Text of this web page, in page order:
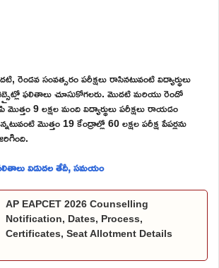
సంవత్సరం పరీక్షలు రాసినటువంటి విద్యార్థులు
ఫలితాలు చూసుకోగలరు. మొదటి మరియు రెండో
మొత్తం 9 లక్షల మంది విద్యార్థులు పరీక్షలు రాయడం
మొత్తం 19 కేంద్రాల్లో 60 లక్షల పరీక్ష పేపర్లను
విడుదల తేదీ, సమయం
AP EAPCET 2026 Counselling
Notification, Dates, Process,
Certificates, Seat Allotment Details